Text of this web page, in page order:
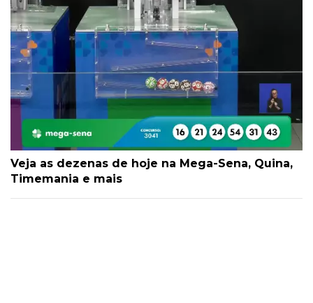
Veja as dezenas de hoje na Mega-Sena, Quina,
Timemania e mais